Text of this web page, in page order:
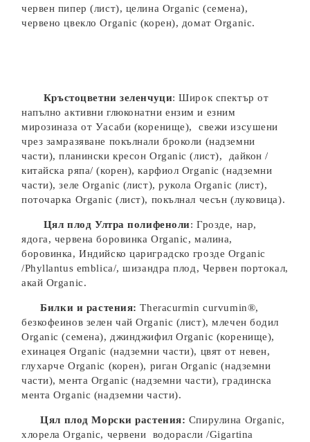
червен пипер (лист), целина Organic (семена),
червено цвекло Organic (корен), домат Organic.
Кръстоцветни зеленчуци: Широк спектър от
напълно активни глюконатни ензим и езним
мирозиназа от Уасаби (коренище), свежи изсушени
чрез замразяване покълнали броколи (надземни
части), планински кресон Organic (лист), дайкон /
китайска ряпа/ (корен), карфиол Organic (надземни
части), зеле Organic (лист), рукола Organic (лист),
поточарка Organic (лист), покълнал чесън (луковица).
Цял плод Ултра полифеноли: Грозде, нар,
ядога, червена боровинка Organic, малина,
боровинка, Индийско цариградско грозде Organic
/Phyllantus emblica/, шизандра плод, Червен портокал,
акай Organic.
Билки и растения:Theracurmin curvumin®,
безкофеинов зелен чай Organic (лист), млечен бодил
Organic (семена), джинджифил Organic (коренище),
ехинацея Organic (надземни части), цвят от невен,
глухарче Organic (корен), риган Organic (надземни
части), мента Organic (надземни части), градинска
мента Organic (надземни части).
Цял плод Морски растения: Спирулина Organic,
хлорела Organic, червени водорасли /Gigartina